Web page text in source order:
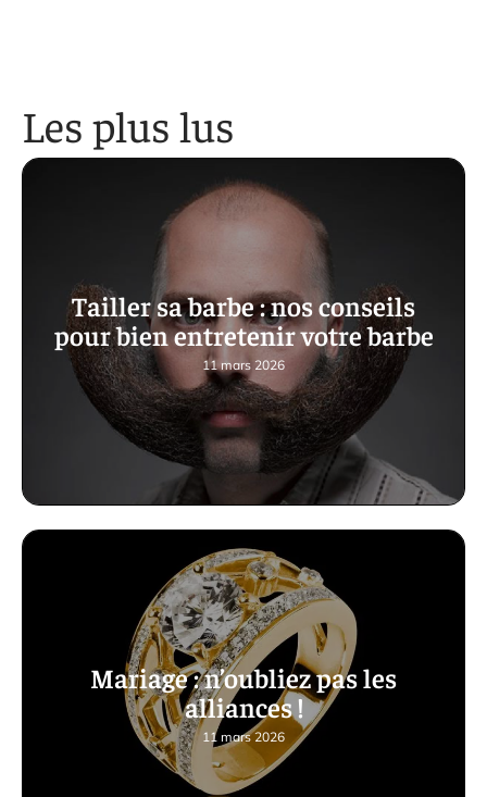
Les plus lus
Tailler sa barbe : nos conseils
pour bien entretenir votre barbe
11 mars 2026
Mariage : n’oubliez pas les
alliances !
11 mars 2026